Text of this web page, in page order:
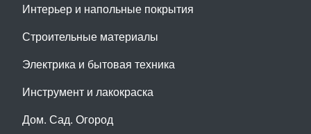
Интерьер и напольные покрытия
Строительные материалы
Электрика и бытовая техника
Инструмент и лакокраска
Дом. Сад. Огород